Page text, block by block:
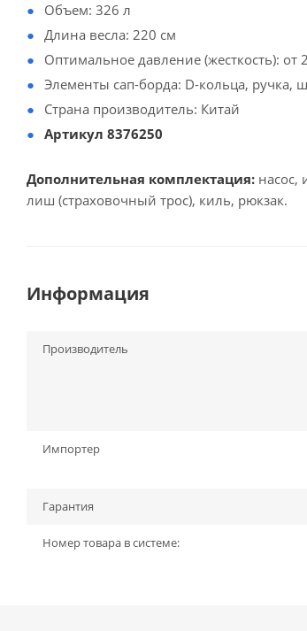
Объем: 326 л
Длина весла: 220 см
Оптимальное давление (жесткость): от
Элементы сап-борда: D-кольца, ручка,
Страна производитель: Китай
Артикул 8376250
Дополнительная комплектация: насос,
лиш (страховочный трос), киль, рюкзак.
Информация
Производитель
Импортер
Гарантия
Номер товара в системе: